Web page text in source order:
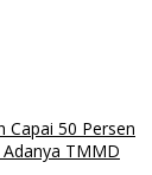
Capai 50 Persen
TMMD